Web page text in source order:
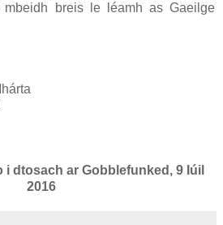
breis le léamh as Gaeilge
i dtosach ar Gobblefunked, 9 Iúil
2016